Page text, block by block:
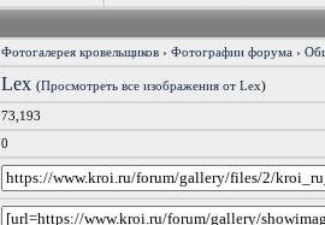
Фотогалерея кровельщиков› Фотографии форума›
Lex (Просмотреть все изображения от Lex)
73,193
0